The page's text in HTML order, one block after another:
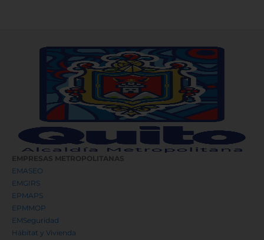
EMPRESAS METROPOLITANAS
EMASEO
EMGIRS
EPMAPS
EPMMOP
EMSeguridad
Hábitat y Vivienda